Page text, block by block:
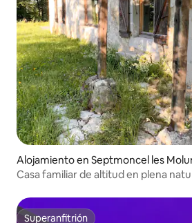
Alojamiento en Septmoncel les
Casa familiar de altitud en plena
Superanfitrión